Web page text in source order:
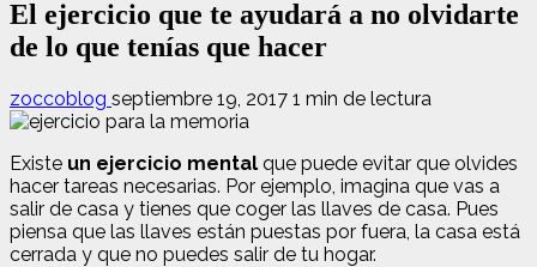
El ejercicio que te ayudará a no olvidarte
de lo que tenías que hacer
zoccoblog septiembre 19, 2017 1 min de lectura
Existe un ejercicio mental que puede evitar que olvides
hacer tareas necesarias. Por ejemplo, imagina que vas a
salir de casa y tienes que coger las llaves de casa. Pues
piensa que las llaves están puestas por fuera, la casa está
cerrada y que no puedes salir de tu hogar.